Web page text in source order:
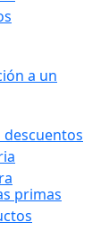
a un
primas